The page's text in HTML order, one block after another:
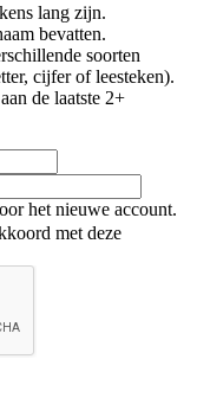
lang zijn.
bevatten.
soorten
cijfer of leesteken).
de laatste 2+
het nieuwe account.
met deze